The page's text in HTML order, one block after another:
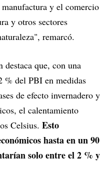
y el comercio
y otros sectores
remarcó.
que, con una
% del PBI en medidas
de efecto invernadero y
el calentamiento
Celsius. Esto
hasta en un 90
solo entre el 2 % y